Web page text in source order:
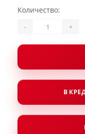
Количество:
- +
В